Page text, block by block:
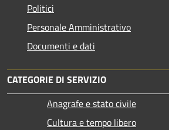
Politici
Personale Amministrativo
Documenti e dati
CATEGORIE DI SERVIZIO
Anagrafe e stato civile
Cultura e tempo libero